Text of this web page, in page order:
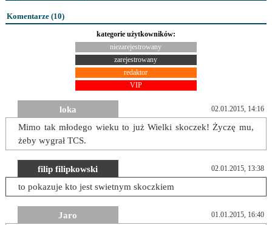
Komentarze (10)
kategorie użytkowników:
niezarejestrowany
zarejestrowany
redaktor
VIP
loka 02.01.2015, 14:16
Mimo tak młodego wieku to już Wielki skoczek! Życzę mu,
żeby wygrał TCS.
filip filipkowski 02.01.2015, 13:38
to pokazuje kto jest swietnym skoczkiem
Jaro 01.01.2015, 16:40